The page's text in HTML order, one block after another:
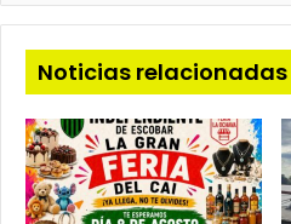
Noticias relacionadas